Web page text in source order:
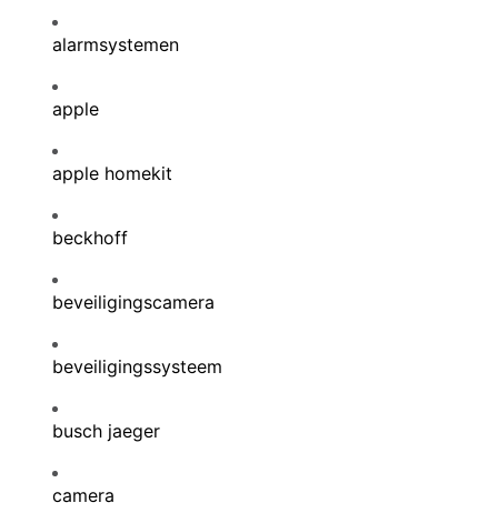
alarmsystemen
apple
apple homekit
beckhoff
beveiligingscamera
beveiligingssysteem
busch jaeger
camera